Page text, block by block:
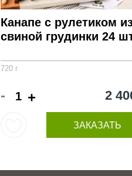
Канапе с рулетиком
свиной грудинки 24
720 г
- + 2
ЗАКАЗАТЬ